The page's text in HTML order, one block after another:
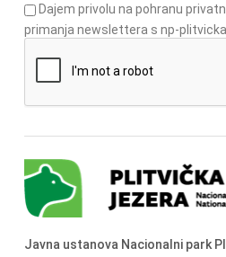
Dajem privolu na pohranu
primanja newslettera s np-
Javna ustanova Nacionalni park